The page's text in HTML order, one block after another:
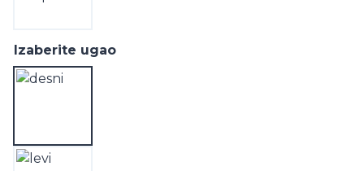
Izaberite ugao